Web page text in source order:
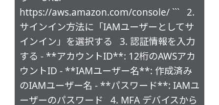
https://aws.amazon.com/console/ ``` 2.
サインイン方法に「IAMユーザーとしてサ
インイン」を選択する 3. 認証情報を入力
する - **アカウントID**: 12桁のAWSアカ
ウントID - **IAMユーザー名**: 作成済み
のIAMユーザー名 - **パスワード**: IAMユ
ーザーのパスワード 4. MFA デバイスから